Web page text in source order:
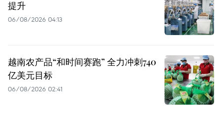
提升
06/08/2026 04:13
越南农产品“和时间赛跑” 全力冲刺740
亿美元目标
06/08/2026 02:41